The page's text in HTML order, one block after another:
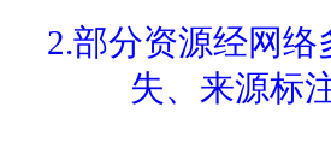
2.部分资源经网
失、来源标